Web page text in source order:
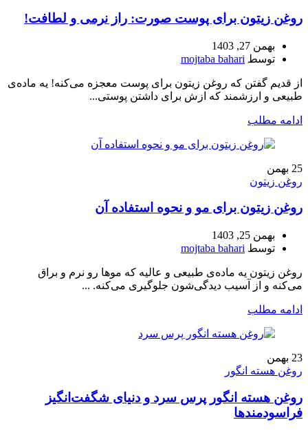
روغن زیتون برای پوست صورت: راز نرمی و لطافت!
بهمن 27, 1403
توسط mojtaba bahari
از قدیم گفتن که روغن زیتون برای پوست معجزه می‌کنه! یه ماده‌ی
طبیعی و ارزشمند که ازش برای داشتن پوستی...
ادامه مطلب
25 بهمن
روغن زیتون
روغن زیتون برای مو و نحوه استفاده آن
بهمن 25, 1403
توسط mojtaba bahari
روغن زیتون یه ماده‌ی طبیعی و عالیه که موها رو نرم و براق
می‌کنه و از آسیب دیدگی‌شون جلوگیری می‌کنه. ...
ادامه مطلب
23 بهمن
روغن هسته انگور
روغن هسته انگور پرس سرد و دنیای شگفت‌انگیز
فراسودمندها